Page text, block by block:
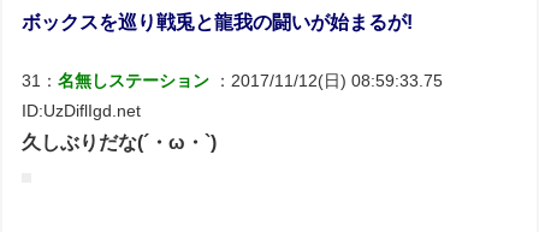
ボックスを巡り戦兎と龍我の闘いが始まるが!
31：名無しステーション
：2017/11/12(日) 08:59:33.75
ID:UzDiflIgd.net
久しぶりだな(´・ω・`)